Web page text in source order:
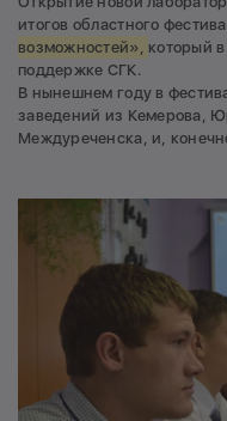
итогов областного
возможностей», который
поддержке СГК.
В нынешнем году в
заведений из Кемерова,
Междуреченска, и,